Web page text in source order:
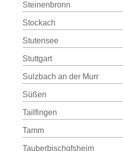
Steinenbronn
Stockach
Stutensee
Stuttgart
Sulzbach an der Murr
Süßen
Tailfingen
Tamm
Tauberbischofsheim